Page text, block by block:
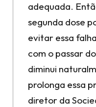
adequada.
segunda dose
evitar essa
com o passar
diminui
prolonga essa
diretor da